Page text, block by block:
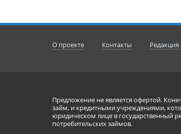
О проекте Контакты Редакция
Предложение не является офертой.
займ, и кредитными учреждениями,
юридическом лице в государственный
потребительских займов.